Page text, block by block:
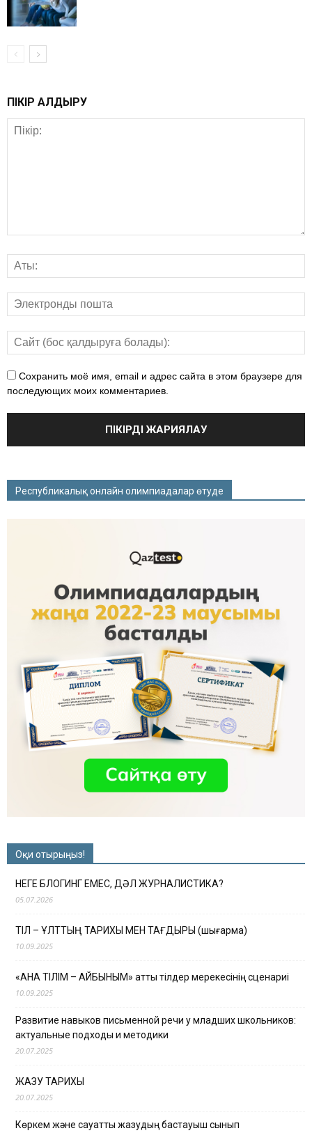
ПІКІР ҚАЛДЫРУ
Сохранить моё имя, email и адрес сайта в этом браузере для
последующих моих комментариев.
Республикалық онлайн олимпиадалар өтуде
Оқи отырыңыз!
НЕГЕ БЛОГИНГ ЕМЕС, ДӘЛ ЖУРНАЛИСТИКА?
05.07.2026
ТІЛ – ҰЛТТЫҢ ТАРИХЫ МЕН ТАҒДЫРЫ (шығарма)
10.09.2025
«АНА ТІЛІМ – АЙБЫНЫМ» атты тілдер мерекесінің сценариі
10.09.2025
Развитие навыков письменной речи у младших школьников:
актуальные подходы и методики
20.07.2025
ЖАЗУ ТАРИХЫ
20.07.2025
Көркем және сауатты жазудың бастауыш сынып